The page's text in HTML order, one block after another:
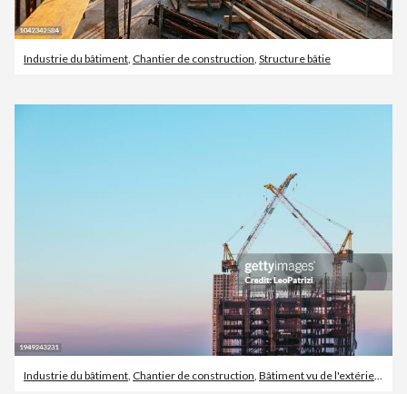
Industrie du bâtiment Chantier de construction Structure bâtie
Industrie du bâtiment Chantier de construction Bâtiment vu de l'extérieur